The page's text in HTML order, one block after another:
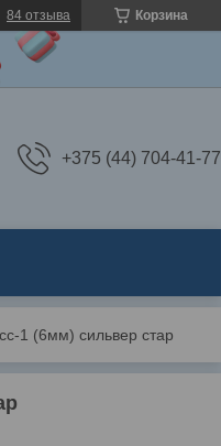
Корзина
84 отзыва
+375 (44) 704-41-77
1 (6мм) сильвер стар